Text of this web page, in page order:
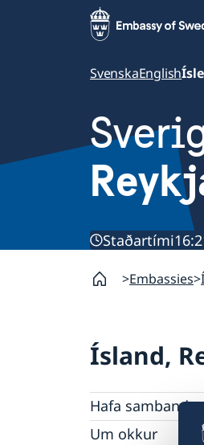
SvenskaEnglish
Staðartími
Embassies
Ísland,
Hafa samband
Samtök og annað
Um okkur